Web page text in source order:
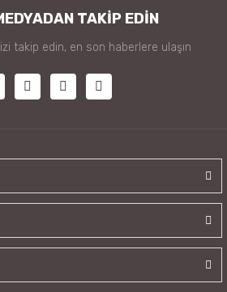
TAKİP EDİN
takip edin, en son haberlere ulaşın